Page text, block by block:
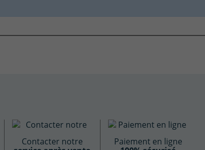
Contacter notre Paiement en ligne